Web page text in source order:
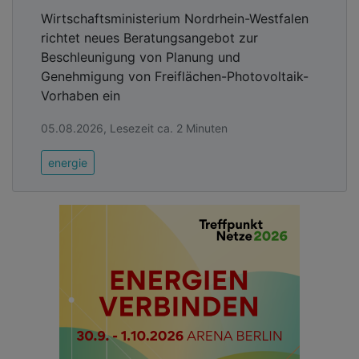
Wirtschaftsministerium Nordrhein-Westfalen
richtet neues Beratungsangebot zur
Beschleunigung von Planung und
Genehmigung von Freiflächen-Photovoltaik-
Vorhaben ein
05.08.2026, Lesezeit ca. 2 Minuten
energie